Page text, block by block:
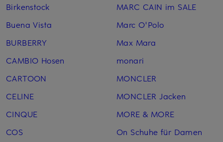
Birkenstock
Buena Vista
BURBERRY
CAMBIO Hosen
CARTOON
CELINE
CINQUE
COS
MARC CAIN im SALE
Marc O'Polo
Max Mara
monari
MONCLER
MONCLER Jacken
MORE & MORE
On Schuhe für Damen